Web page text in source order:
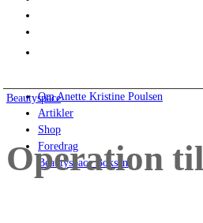
Om Anette Kristine Poulsen
Artikler
Shop
Foredrag
Beautyspace Boksen
Beautyspace
Operation